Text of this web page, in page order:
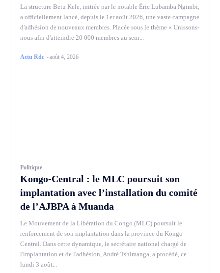
La structure Betu Kele, initiée par le notable Éric Lubamba Ngimbi,
a officiellement lancé, depuis le 1er août 2026, une vaste campagne
d'adhésion de nouveaux membres. Placée sous le thème « Unissons-
nous afin d'atteindre 20 000 membres au sein...
Actu Rdc -août 4, 2026
Politique
Kongo-Central : le MLC poursuit son
implantation avec l’installation du comité
de l’AJBPA à Muanda
Le Mouvement de la Libération du Congo (MLC) poursuit le
renforcement de son implantation dans la province du Kongo-
Central. Dans cette dynamique, le secrétaire national chargé de
l'implantation et de l'adhésion, André Tshimanga, a procédé, ce
lundi 3 août...